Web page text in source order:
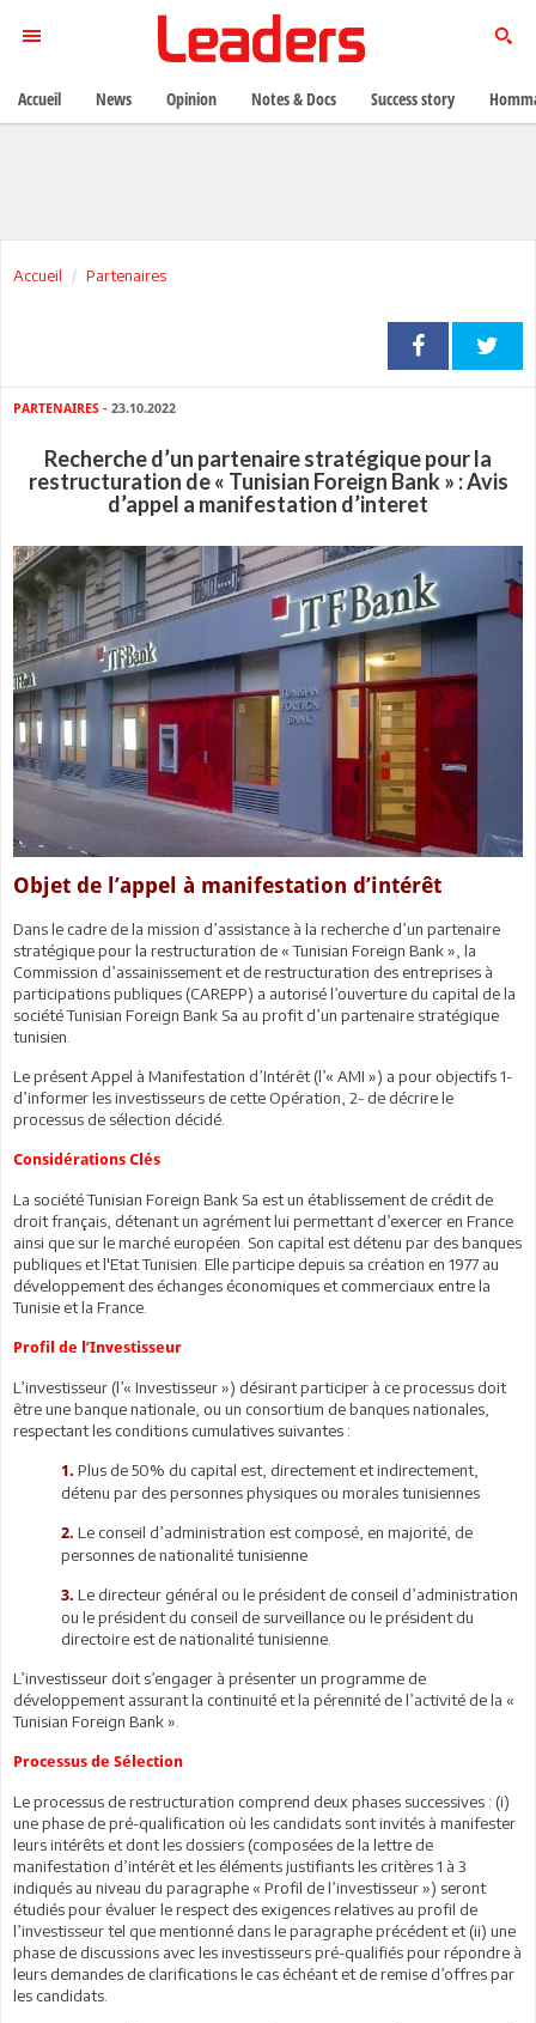
Accueil Partenaires
PARTENAIRES - 23.10.2022
Recherche d’un partenaire stratégique pour la
restructuration de « Tunisian Foreign Bank » : Avis
d’appel a manifestation d’interet
Objet de l’appel à manifestation d’intérêt
Dans le cadre de la mission d’assistance à la recherche d’un partenaire
stratégique pour la restructuration de « Tunisian Foreign Bank », la
Commission d’assainissement et de restructuration des entreprises à
participations publiques (CAREPP) a autorisé l’ouverture du capital de la
société Tunisian Foreign Bank Sa au profit d’un partenaire stratégique
tunisien.
Le présent Appel à Manifestation d’Intérêt (l’« AMI ») a pour objectifs 1-
d’informer les investisseurs de cette Opération, 2- de décrire le
processus de sélection décidé.
Considérations Clés
La société Tunisian Foreign Bank Sa est un établissement de crédit de
droit français, détenant un agrément lui permettant d’exercer en France
ainsi que sur le marché européen. Son capital est détenu par des banques
publiques et l'Etat Tunisien. Elle participe depuis sa création en 1977 au
développement des échanges économiques et commerciaux entre la
Tunisie et la France.
Profil de l’Investisseur
L’investisseur (l’« Investisseur ») désirant participer à ce processus doit
être une banque nationale, ou un consortium de banques nationales,
respectant les conditions cumulatives suivantes :
1. Plus de 50% du capital est, directement et indirectement,
détenu par des personnes physiques ou morales tunisiennes
2. Le conseil d’administration est composé, en majorité, de
personnes de nationalité tunisienne
3. Le directeur général ou le président de conseil d’administration
ou le président du conseil de surveillance ou le président du
directoire est de nationalité tunisienne.
L’investisseur doit s’engager à présenter un programme de
développement assurant la continuité et la pérennité de l’activité de la «
Tunisian Foreign Bank ».
Processus de Sélection
Le processus de restructuration comprend deux phases successives : (i)
une phase de pré-qualification où les candidats sont invités à manifester
leurs intérêts et dont les dossiers (composées de la lettre de
manifestation d’intérêt et les éléments justifiants les critères 1 à 3
indiqués au niveau du paragraphe « Profil de l’investisseur ») seront
étudiés pour évaluer le respect des exigences relatives au profil de
l’investisseur tel que mentionné dans le paragraphe précédent et (ii) une
phase de discussions avec les investisseurs pré-qualifiés pour répondre à
leurs demandes de clarifications le cas échéant et de remise d’offres par
les candidats.
Accueil News Opinion Notes & Docs Success story